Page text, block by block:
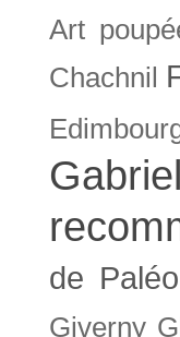
Art
Chachnil
de
Giverny